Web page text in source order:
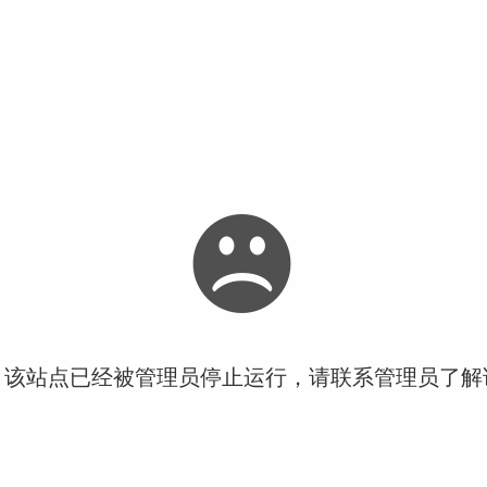
站点已经被管理员停止运行，请联系管理员了